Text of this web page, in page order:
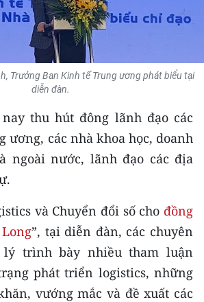
NGHỆ
TIN
SÂU
- MỖI XÃ
Trưởng Ban Kinh tế Trung ương phát biểu tại
diễn đàn.
thu hút đông lãnh đạo các
ương, các nhà khoa học, doanh
ngoài nước, lãnh đạo các địa
và Chuyển đổi số cho đồng
”, tại diễn đàn, các chuyên
lý trình bày nhiều tham luận
phát triển logistics, những
vướng mắc và đề xuất các